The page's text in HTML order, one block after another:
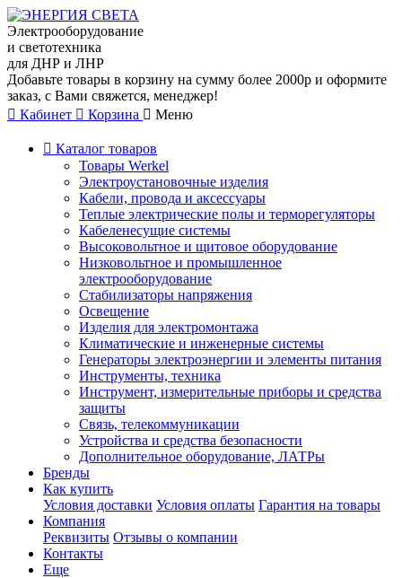
Электрооборудование
и светотехника
для ДНР и ЛНР
Добавьте товары в корзину на сумму более 2000р и оформите
заказ, с Вами свяжется, менеджер!
Кабинет
Корзина Меню
Каталог товаров
Товары Werkel
Электроустановочные изделия
Кабели, провода и аксессуары
Теплые электрические полы и терморегуляторы
Кабеленесущие системы
Высоковольтное и щитовое оборудование
Низковольтное и промышленное
электрооборудование
Стабилизаторы напряжения
Освещение
Изделия для электромонтажа
Климатические и инженерные системы
Генераторы электроэнергии и элементы питания
Инструменты, техника
Инструмент, измерительные приборы и средства
защиты
Связь, телекоммуникации
Устройства и средства безопасности
Дополнительное оборудование, ЛАТРы
Бренды
Как купить
Условия доставки Условия оплаты Гарантия на товары
Компания
Реквизиты Отзывы о компании
Контакты
Еще